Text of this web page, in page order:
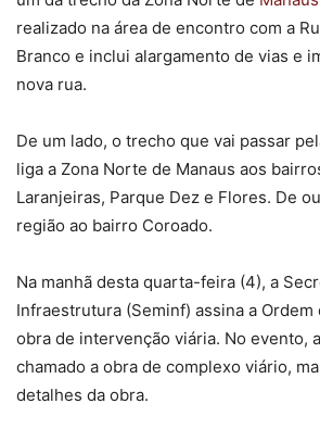
realizado na área de encontro com a
Branco e inclui alargamento de vias e
nova rua.
De um lado, o trecho que vai passar
liga a Zona Norte de Manaus aos
Laranjeiras, Parque Dez e Flores. De
região ao bairro Coroado.
Na manhã desta quarta-feira (4), a
Infraestrutura (Seminf) assina a Ordem
obra de intervenção viária. No evento,
chamado a obra de complexo viário,
detalhes da obra.